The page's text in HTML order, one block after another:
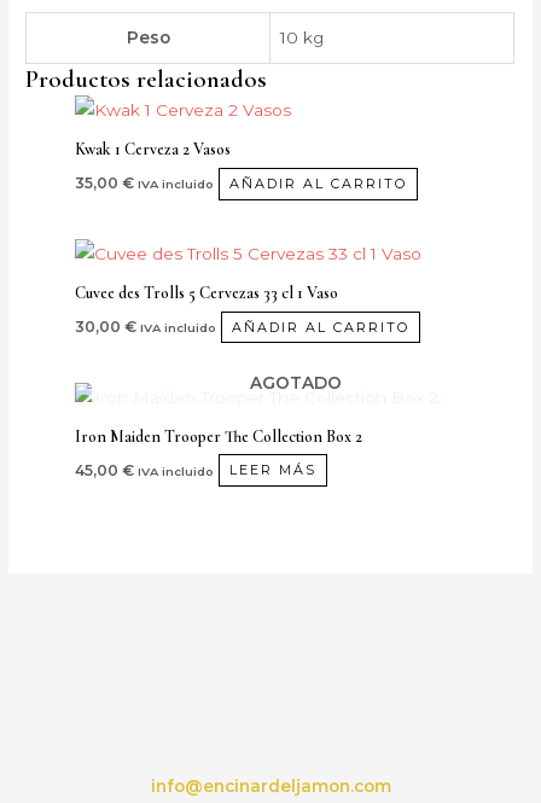
Peso 10 kg
Productos relacionados
Kwak 1 Cerveza 2 Vasos
35,00€ IVA incluido AÑADIR AL CARRITO
Cuvee des Trolls 5 Cervezas 33 cl 1 Vaso
30,00€ IVA incluido AÑADIR AL CARRITO
AGOTADO
Iron Maiden Trooper The Collection Box 2
45,00€ IVA incluido LEER MÁS
info@encinardeljamon.com